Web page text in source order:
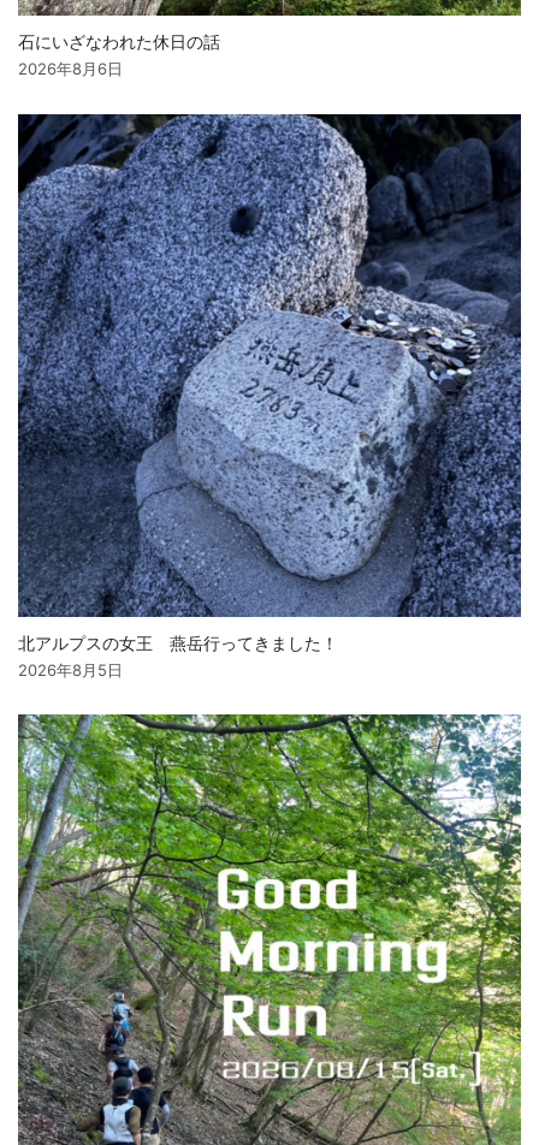
石にいざなわれた休日の話
2026年8月6日
北アルプスの女王 燕岳行ってきました！
2026年8月5日